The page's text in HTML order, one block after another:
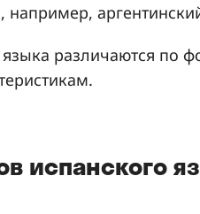
различаются по
испанского